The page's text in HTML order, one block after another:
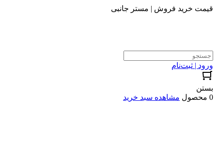
قیمت خرید فروش | مستر جانبی
ورود | ثبت‌نام
بستن
0 محصول
مشاهده سبد خرید